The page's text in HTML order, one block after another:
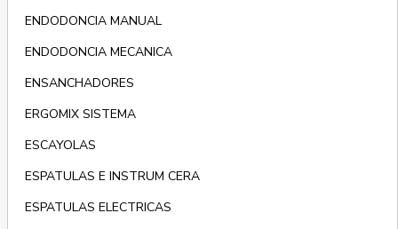
ENDODONCIA MANUAL
ENDODONCIA MECANICA
ENSANCHADORES
ERGOMIX SISTEMA
ESCAYOLAS
ESPATULAS E INSTRUM CERA
ESPATULAS ELECTRICAS